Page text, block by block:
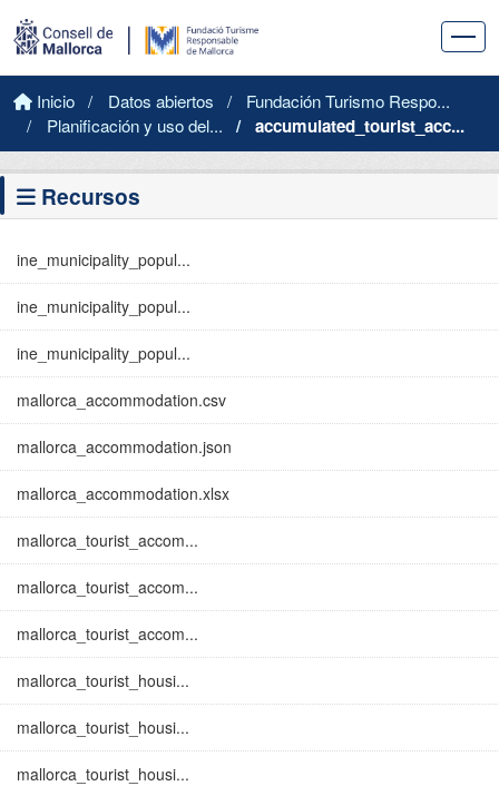
Inicio Datos abiertos
Fundación Turismo Respo...
Planificación y uso del...
accumulated_tourist_acc...
Recursos
ine_municipality_popul...
ine_municipality_popul...
ine_municipality_popul...
mallorca_accommodation.csv
mallorca_accommodation.json
mallorca_accommodation.xlsx
mallorca_tourist_accom...
mallorca_tourist_accom...
mallorca_tourist_accom...
mallorca_tourist_housi...
mallorca_tourist_housi...
mallorca_tourist_housi...